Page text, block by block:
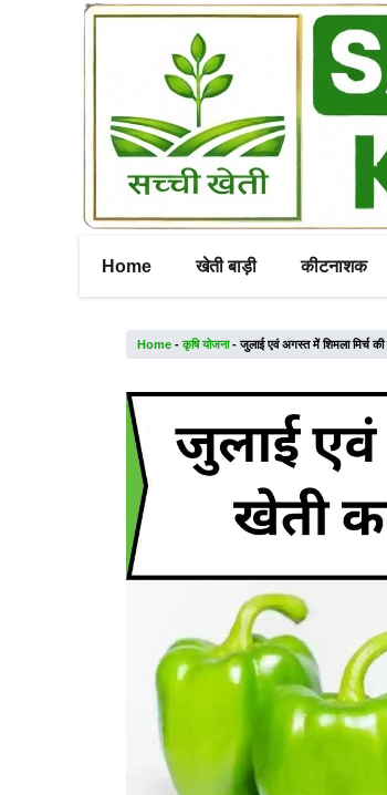
Home खेती बाड़ी कीटनाशक
Home -कृषि योजना-जुलाई एवं अगस्त में शिमला मिर्च